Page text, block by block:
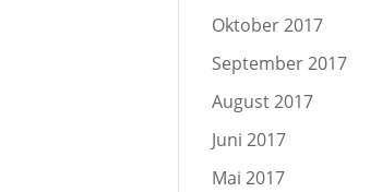
Oktober 2017
September 2017
August 2017
Juni 2017
Mai 2017